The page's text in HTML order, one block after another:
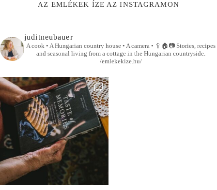
AZ EMLÉKEK ÍZE AZ INSTAGRAMON
juditneubauer
A cook • A Hungarian country house • A camera • 🥄🏠📷Stories, recipes
and seasonal living from a cottage in the Hungarian countryside.
/emlekekize.hu/